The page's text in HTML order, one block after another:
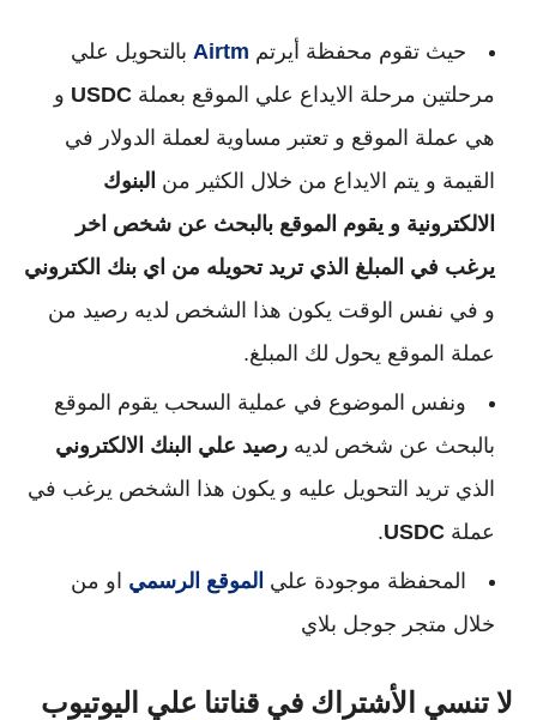
حيث تقوم محفظة أيرتم Airtm بالتحويل علي
مرحلتين مرحلة الايداع علي الموقع بعملة USDC و
هي عملة الموقع و تعتبر مساوية لعملة الدولار في
القيمة و يتم الايداع من خلال الكثير من البنوك
الالكترونية و يقوم الموقع بالبحث عن شخص اخر
يرغب في المبلغ الذي تريد تحويله من اي بنك الكتروني
و في نفس الوقت يكون هذا الشخص لديه رصيد من
عملة الموقع يحول لك المبلغ.
ونفس الموضوع في عملية السحب يقوم الموقع
بالبحث عن شخص لديه رصيد علي البنك الالكتروني
الذي تريد التحويل عليه و يكون هذا الشخص يرغب في
عملة USDC
.
المحفظة موجودة علي الموقع الرسمي او من
خلال متجر جوجل بلاي
لا تنسي الأشتراك في قناتنا علي اليوتيوب